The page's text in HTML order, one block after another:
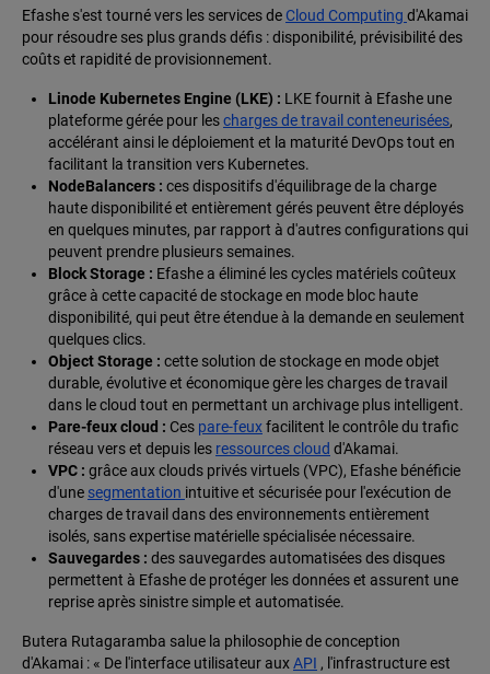
Efashe s'est tourné vers les services de Cloud Computing d'Akamai
pour résoudre ses plus grands défis : disponibilité, prévisibilité des
coûts et rapidité de provisionnement.
Linode Kubernetes Engine (LKE) : LKE fournit à Efashe une
plateforme gérée pour lescharges de travail conteneurisées,
accélérant ainsi le déploiement et la maturité DevOps tout en
facilitant la transition vers Kubernetes.
NodeBalancers : ces dispositifs d'équilibrage de la charge
haute disponibilité et entièrement gérés peuvent être déployés
en quelques minutes, par rapport à d'autres configurations qui
peuvent prendre plusieurs semaines.
Block Storage : Efashe a éliminé les cycles matériels coûteux
grâce à cette capacité de stockage en mode bloc haute
disponibilité, qui peut être étendue à la demande en seulement
quelques clics.
Object Storage : cette solution de stockage en mode objet
durable, évolutive et économique gère les charges de travail
dans le cloud tout en permettant un archivage plus intelligent.
Pare-feux cloud : Ces pare-feuxfacilitent le contrôle du trafic
réseau vers et depuis les ressources cloud d'Akamai.
VPC : grâce aux clouds privés virtuels (VPC), Efashe bénéficie
d'une segmentation intuitive et sécurisée pour l'exécution de
charges de travail dans des environnements entièrement
isolés, sans expertise matérielle spécialisée nécessaire.
Sauvegardes : des sauvegardes automatisées des disques
permettent à Efashe de protéger les données et assurent une
reprise après sinistre simple et automatisée.
Butera Rutagaramba salue la philosophie de conception
d'Akamai : « De l'interface utilisateur auxAPI , l'infrastructure est